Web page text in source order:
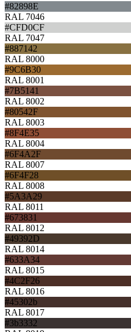
#82898E
RAL 7046
#CFD0CF
RAL 7047
#887142
RAL 8000
#9C6B30
RAL 8001
#7B5141
RAL 8002
#80542F
RAL 8003
#8F4E35
RAL 8004
#6F4A2F
RAL 8007
#6F4F28
RAL 8008
#5A3A29
RAL 8011
#673831
RAL 8012
#49392D
RAL 8014
#633A34
RAL 8015
#4C2F26
RAL 8016
#45302b
RAL 8017
#3b3332